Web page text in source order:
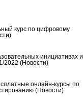
курс по цифровому
инициативах и
2022 (Новости)
онлайн-курсы по
(Новости)